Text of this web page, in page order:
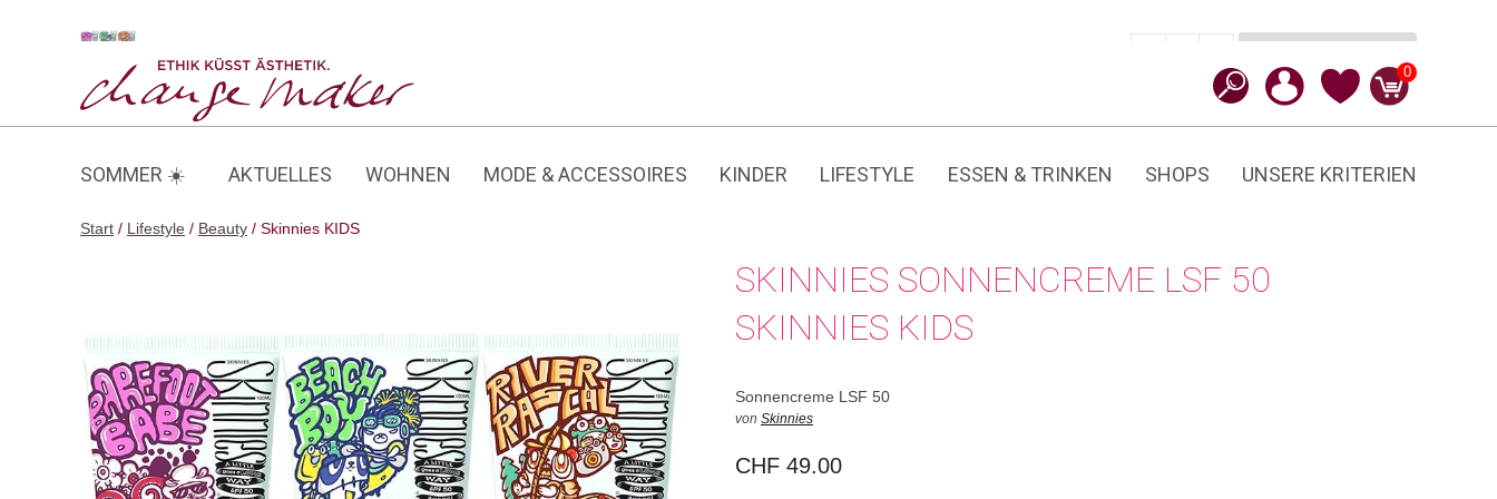
0
SOMMER ☀️ AKTUELLES WOHNEN MODE & ACCESSOIRES KINDER LIFESTYLE ESSEN & TRINKEN SHOPS UNSERE KRITERIEN
Start / Lifestyle / Beauty / Skinnies KIDS
SKINNIES SONNENCREME LSF 50
SKINNIES KIDS
Sonnencreme LSF 50
von Skinnies
CHF 49.00